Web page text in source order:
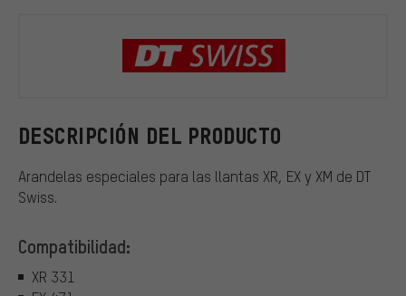
DESCRIPCIÓN DEL PRODUCTO
Arandelas especiales para las llantas XR, EX y XM de DT
Swiss.
Compatibilidad:
XR 331
DT Swiss